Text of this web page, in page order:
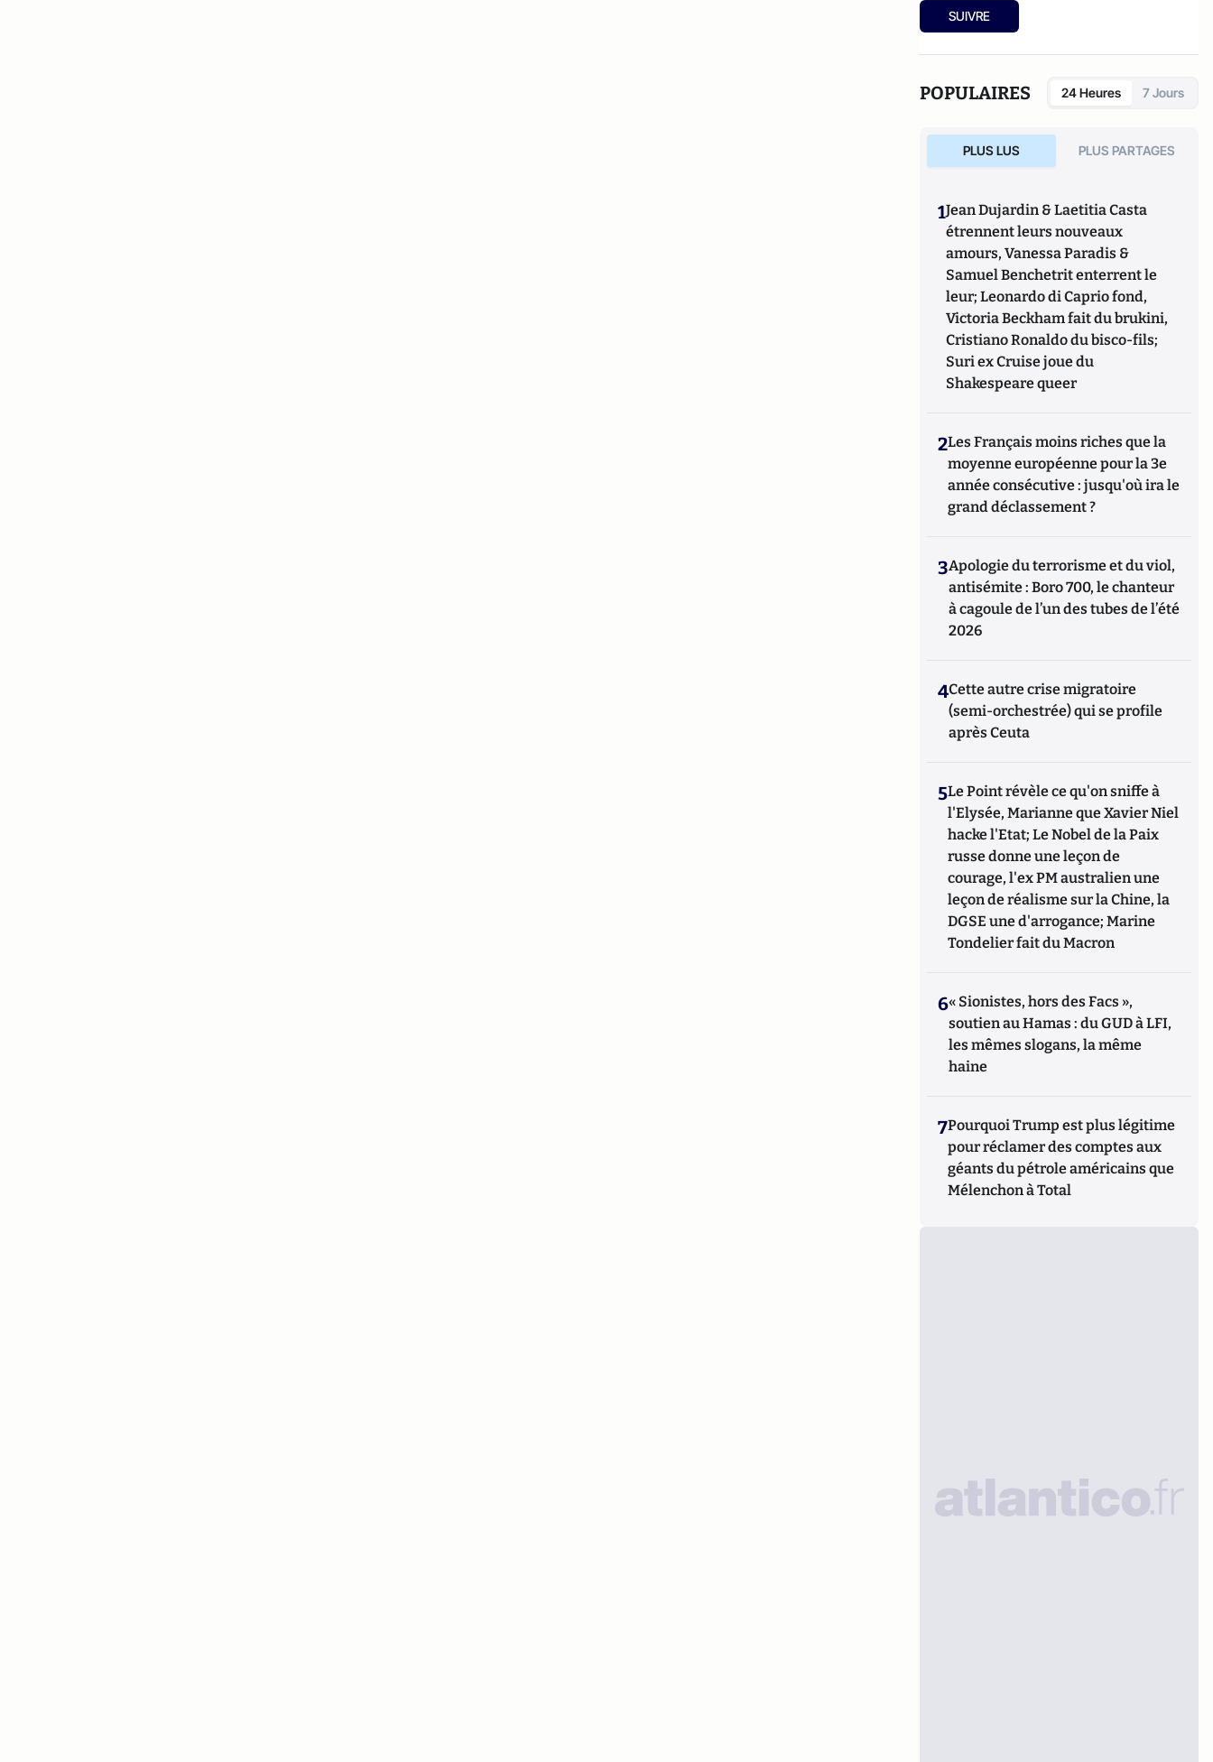
et récemment
2017).Il tient un blog sur
SUIVRE
POPULAIRES 24 Heures 7 Jours
PLUS LUS PLUS PARTAGES
1Jean Dujardin & Laetitia Casta
étrennent leurs nouveaux
amours, Vanessa Paradis &
Samuel Benchetrit enterrent le
leur; Leonardo di Caprio fond,
Victoria Beckham fait du brukini,
Cristiano Ronaldo du bisco-fils;
Suri ex Cruise joue du
Shakespeare queer
2Les Français moins riches que la
moyenne européenne pour la 3e
année consécutive : jusqu'où ira le
grand déclassement ?
3Apologie du terrorisme et du viol,
antisémite : Boro 700, le chanteur
à cagoule de l’un des tubes de l’été
2026
4Cette autre crise migratoire
(semi-orchestrée) qui se profile
après Ceuta
5Le Point révèle ce qu'on sniffe à
l'Elysée, Marianne que Xavier Niel
hacke l'Etat; Le Nobel de la Paix
russe donne une leçon de
courage, l'ex PM australien une
leçon de réalisme sur la Chine, la
DGSE une d'arrogance; Marine
Tondelier fait du Macron
6« Sionistes, hors des Facs »,
soutien au Hamas : du GUD à LFI,
les mêmes slogans, la même
haine
7Pourquoi Trump est plus légitime
pour réclamer des comptes aux
géants du pétrole américains que
Mélenchon à Total